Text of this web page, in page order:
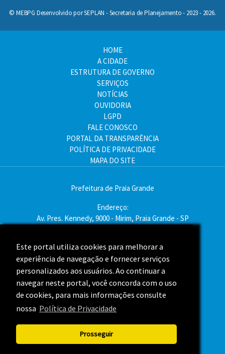
Este portal utiliza cookies para melhorar a
experiência de navegação e fornecer serviços
personalizados aos usuários. Ao continuar a
navegar neste portal, você concorda com o uso
de cookies, para mais informações consulte
nossa Política de Privacidade
Prosseguir
© MEBPG Desenvolvido por SEPLAN - Secretaria de Planejamento - 2023 - 2026.
HOME
A CIDADE
ESTRUTURA DE GOVERNO
SERVIÇOS
NOTÍCIAS
OUVIDORIA
LGPD
FALE CONOSCO
PORTAL DA TRANSPARÊNCIA
POLÍTICA DE PRIVACIDADE
MAPA DO SITE
Prefeitura de Praia Grande
Endereço:
Av. Pres. Kennedy, 9000 - Mirim, Praia Grande - SP
Telefone:(13) 3496-2000
Atendimento: segunda a sexta - das 9h às 16h
Assessoria de Imprensa
ACOMPANHE A PREFEITURA NAS REDES SOCIAIS